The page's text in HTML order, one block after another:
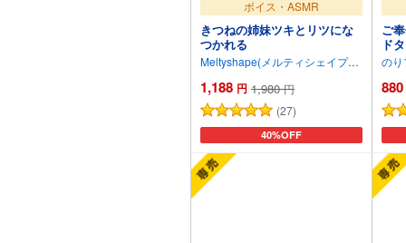
ボイス・ASMR
きつねの姉妹ツキとリツにな
つかれる
Meltyshape(メルティシェイプ)/ 眠音りま
1,188 円 1,980 円
(27)
40%OFF
カートに追加
ご
ド
あ
さ
のり
880